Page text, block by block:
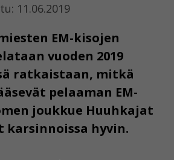
11.06.2019
EM-kisojen
vuoden 2019
ratkaistaan, mitkä
pelaaman EM-
joukkue Huuhkajat
karsinnoissa hyvin.